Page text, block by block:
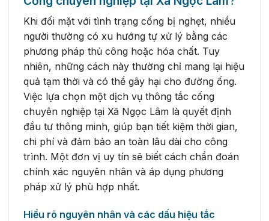
Khi đối mặt với tình trạng cống bị nghẹt, nhiều
người thường có xu hướng tự xử lý bằng các
phương pháp thủ công hoặc hóa chất. Tuy
nhiên, những cách này thường chỉ mang lại hiệu
quả tạm thời và có thể gây hại cho đường ống.
Việc lựa chọn một dịch vụ thông tắc cống
chuyên nghiệp tại Xã Ngọc Lâm là quyết định
đầu tư thông minh, giúp bạn tiết kiệm thời gian,
chi phí và đảm bảo an toàn lâu dài cho công
trình. Một đơn vị uy tín sẽ biết cách chẩn đoán
chính xác nguyên nhân và áp dụng phương
pháp xử lý phù hợp nhất.
Hiểu rõ nguyên nhân và các dấu hiệu tắc